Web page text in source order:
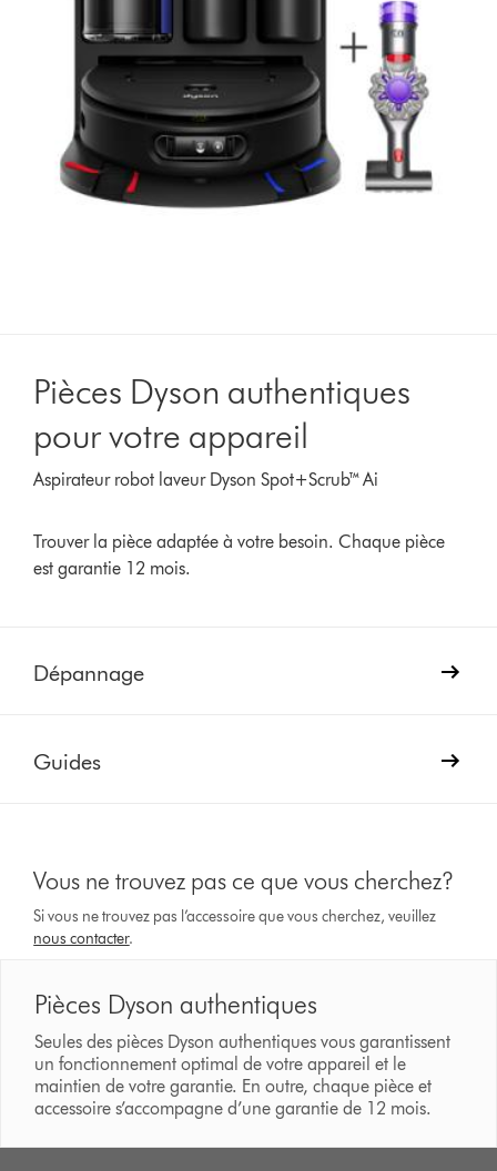
Pièces Dyson authentiques
pour votre appareil
Aspirateur robot laveur Dyson Spot+Scrub™ Ai
Trouver la pièce adaptée à votre besoin. Chaque pièce
est garantie 12 mois.
Dépannage
Guides
Vous ne trouvez pas ce que vous cherchez?
Si vous ne trouvez pas l’accessoire que vous cherchez, veuillez
nous contacter.
Pièces Dyson authentiques
Seules des pièces Dyson authentiques vous garantissent
un fonctionnement optimal de votre appareil et le
maintien de votre garantie. En outre, chaque pièce et
accessoire s’accompagne d’une garantie de 12 mois.